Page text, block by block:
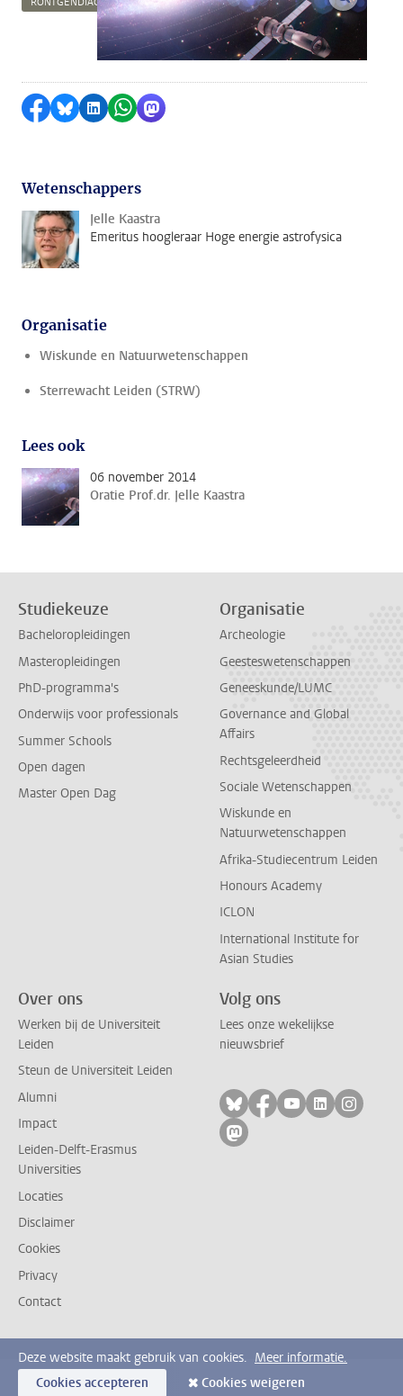
Delen op Facebook
Delen via Bluesky
Delen op LinkedIn
Delen via WhatsApp
Delen via Mastodon
Wetenschappers
Jelle Kaastra
Emeritus hoogleraar Hoge energie astrofysica
Organisatie
Wiskunde en Natuurwetenschappen
Sterrewacht Leiden (STRW)
Lees ook
06 november 2014
Oratie Prof.dr. Jelle Kaastra
Studiekeuze
Bacheloropleidingen
Masteropleidingen
PhD-programma's
Onderwijs voor professionals
Summer Schools
Open dagen
Master Open Dag
Organisatie
Archeologie
Geesteswetenschappen
Geneeskunde/LUMC
Governance and Global
Affairs
Rechtsgeleerdheid
Sociale Wetenschappen
Wiskunde en
Natuurwetenschappen
Afrika-Studiecentrum Leiden
Honours Academy
ICLON
International Institute for
Asian Studies
Over ons
Werken bij de Universiteit
Leiden
Steun de Universiteit Leiden
Alumni
Impact
Leiden-Delft-Erasmus
Universities
Locaties
Disclaimer
Cookies
Privacy
Contact
Volg ons
Lees onze wekelijkse
nieuwsbrief
Volg ons op bluesky
Volg ons op
Volg ons op
Volg ons
Volg
Volg ons op mastodon
Deze website maakt gebruik van cookies. Meer informatie.
Cookies accepteren
Cookies weigeren